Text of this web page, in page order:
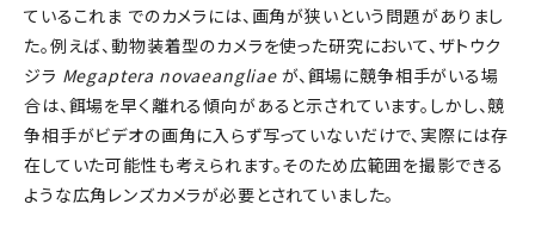
ているこれま でのカメラには、画角が狭いという問題がありまし
た。例えば、動物装着型のカメラを使った研究において、ザトウク
ジラ Megaptera novaeangliae が、餌場に競争相手がいる場
合は、餌場を早く離れる傾向があると示されています。しかし、競
争相手がビデオの画角に入らず写っていないだけで、実際には存
在していた可能性も考えられます。そのため広範囲を撮影できる
ような広角レンズカメラが必要とされていました。